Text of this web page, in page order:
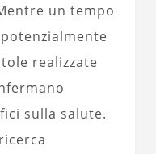
un tempo
realizzate
sulla salute.